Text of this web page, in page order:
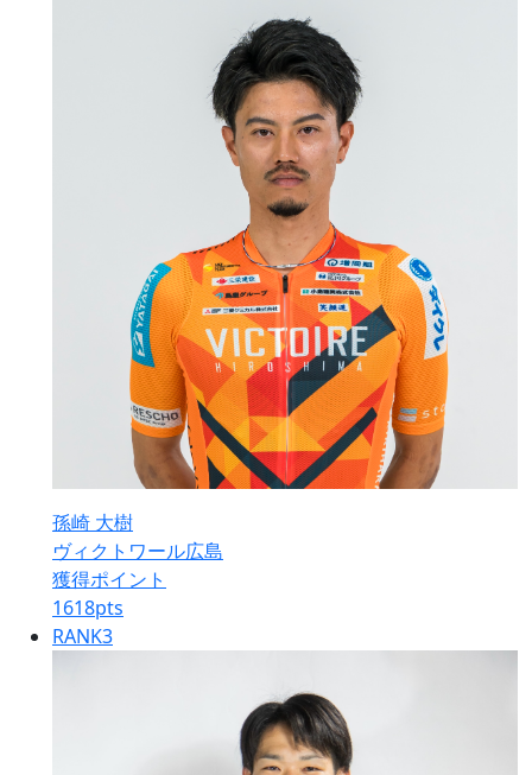
孫崎 大樹
ヴィクトワール広島
獲得ポイント
1618pts
RANK3